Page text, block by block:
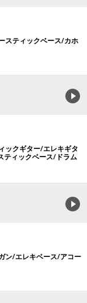
スティックベース/カホ
ックギター/エレキギタ
ティックベース/ドラム
ン/エレキベース/アコー